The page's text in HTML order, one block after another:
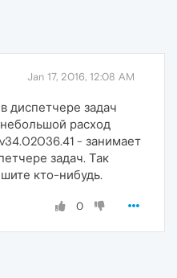
Jan 17, 2016, 12:08 AM
диспетчере задач
расход
- занимает
задач. Так
кто-нибудь.
0